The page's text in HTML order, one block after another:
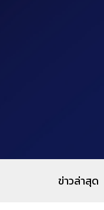
ข่าวล่าสุด